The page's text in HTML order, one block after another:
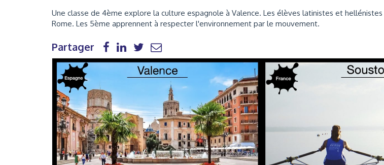
Une classe de 4ème explore la culture espagnole à Valence. Les élèves latinistes et
Rome. Les 5ème apprennent à respecter l'environnement par le mouvement.
Partager